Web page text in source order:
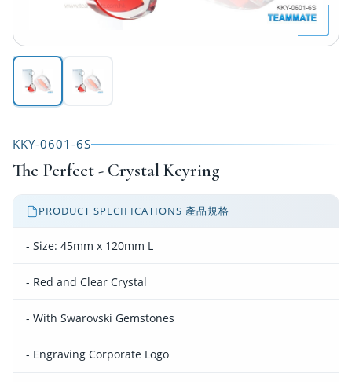
KKY-0601-6S
The Perfect - Crystal Keyring
PRODUCT SPECIFICATIONS 產品規格
- Size: 45mm x 120mm L
- Red and Clear Crystal
- With Swarovski Gemstones
- Engraving Corporate Logo